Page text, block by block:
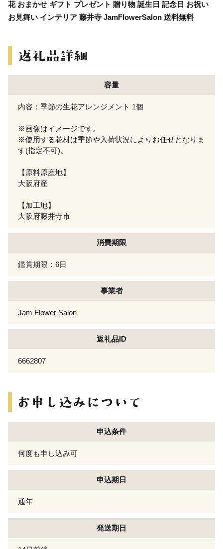
花 おまかせ ギフト プレゼント 贈り物 誕生日 記念日 お祝い
お見舞い インテリア 藤井寺 JamFlowerSalon 送料無料
容量
内容：季節の生花アレンジメント 1個
※画像はイメージです。
※使用する花材は季節や入荷状況によりお任せとなりま
す(指定不可)。
【原料原産地】
大阪府産
【加工地】
大阪府藤井寺市
消費期限
鑑賞期限：6日
事業者
Jam Flower Salon
返礼品ID
6662807
申込条件
何度も申し込み可
申込期日
通年
発送期日